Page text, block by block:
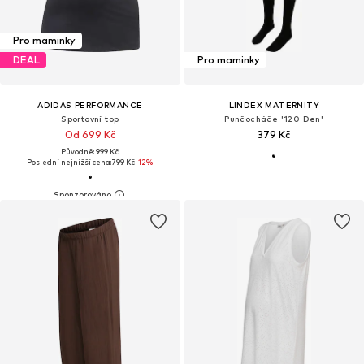
Pro maminky
DEAL
ADIDAS PERFORMANCE
Sportovní top
Od 699 Kč
Původně: 999 Kč
Poslední nejnižší cena:799 Kč-12%
Pro maminky
LINDEX MATERNITY
Punčocháče '120 Den'
379 Kč